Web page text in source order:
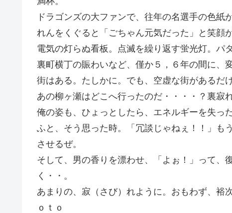
ドラゴンズの大ファンで、往年の名選手の色
れんをくぐると「ごちゃん元気だった」と笑顔
電気の灯らぬ看板。点滅を繰り返す蛍光灯。パ
裏町横丁の賑わいなど、僅か５，６年の間に、
街はある。たしかに。でも、空虚な街があるだ
あの柳ヶ瀬はどこへ行ったのだ・・・・？裏寂
俺の姿も、ひょっとしたら、エネルギーを失っ
ふと、そう思った時。「冗談じゃねぇ！！」も
させるぜ。
そして、男の香りを漂わせ、「よぉ！」って、
く・・。
あまりの、寂（さび）れように。
ｏｔｏ